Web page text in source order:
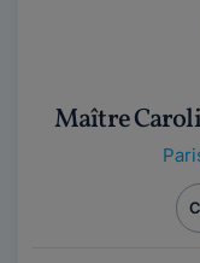
Maître